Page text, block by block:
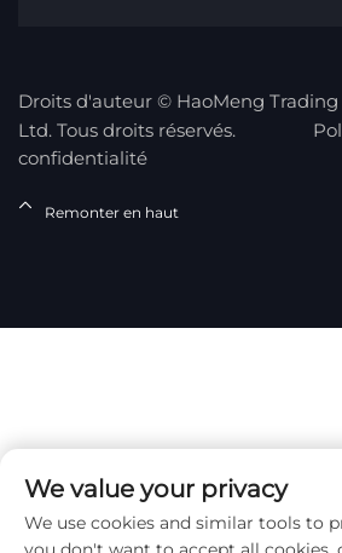
Droits d'auteur © HaoMeng Trading
Ltd. Tous droits réservés.
confidentialité
Remonter en haut
We value your privacy
We use cookies and similar tools to